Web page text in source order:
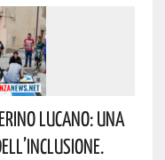
Lucano: Una